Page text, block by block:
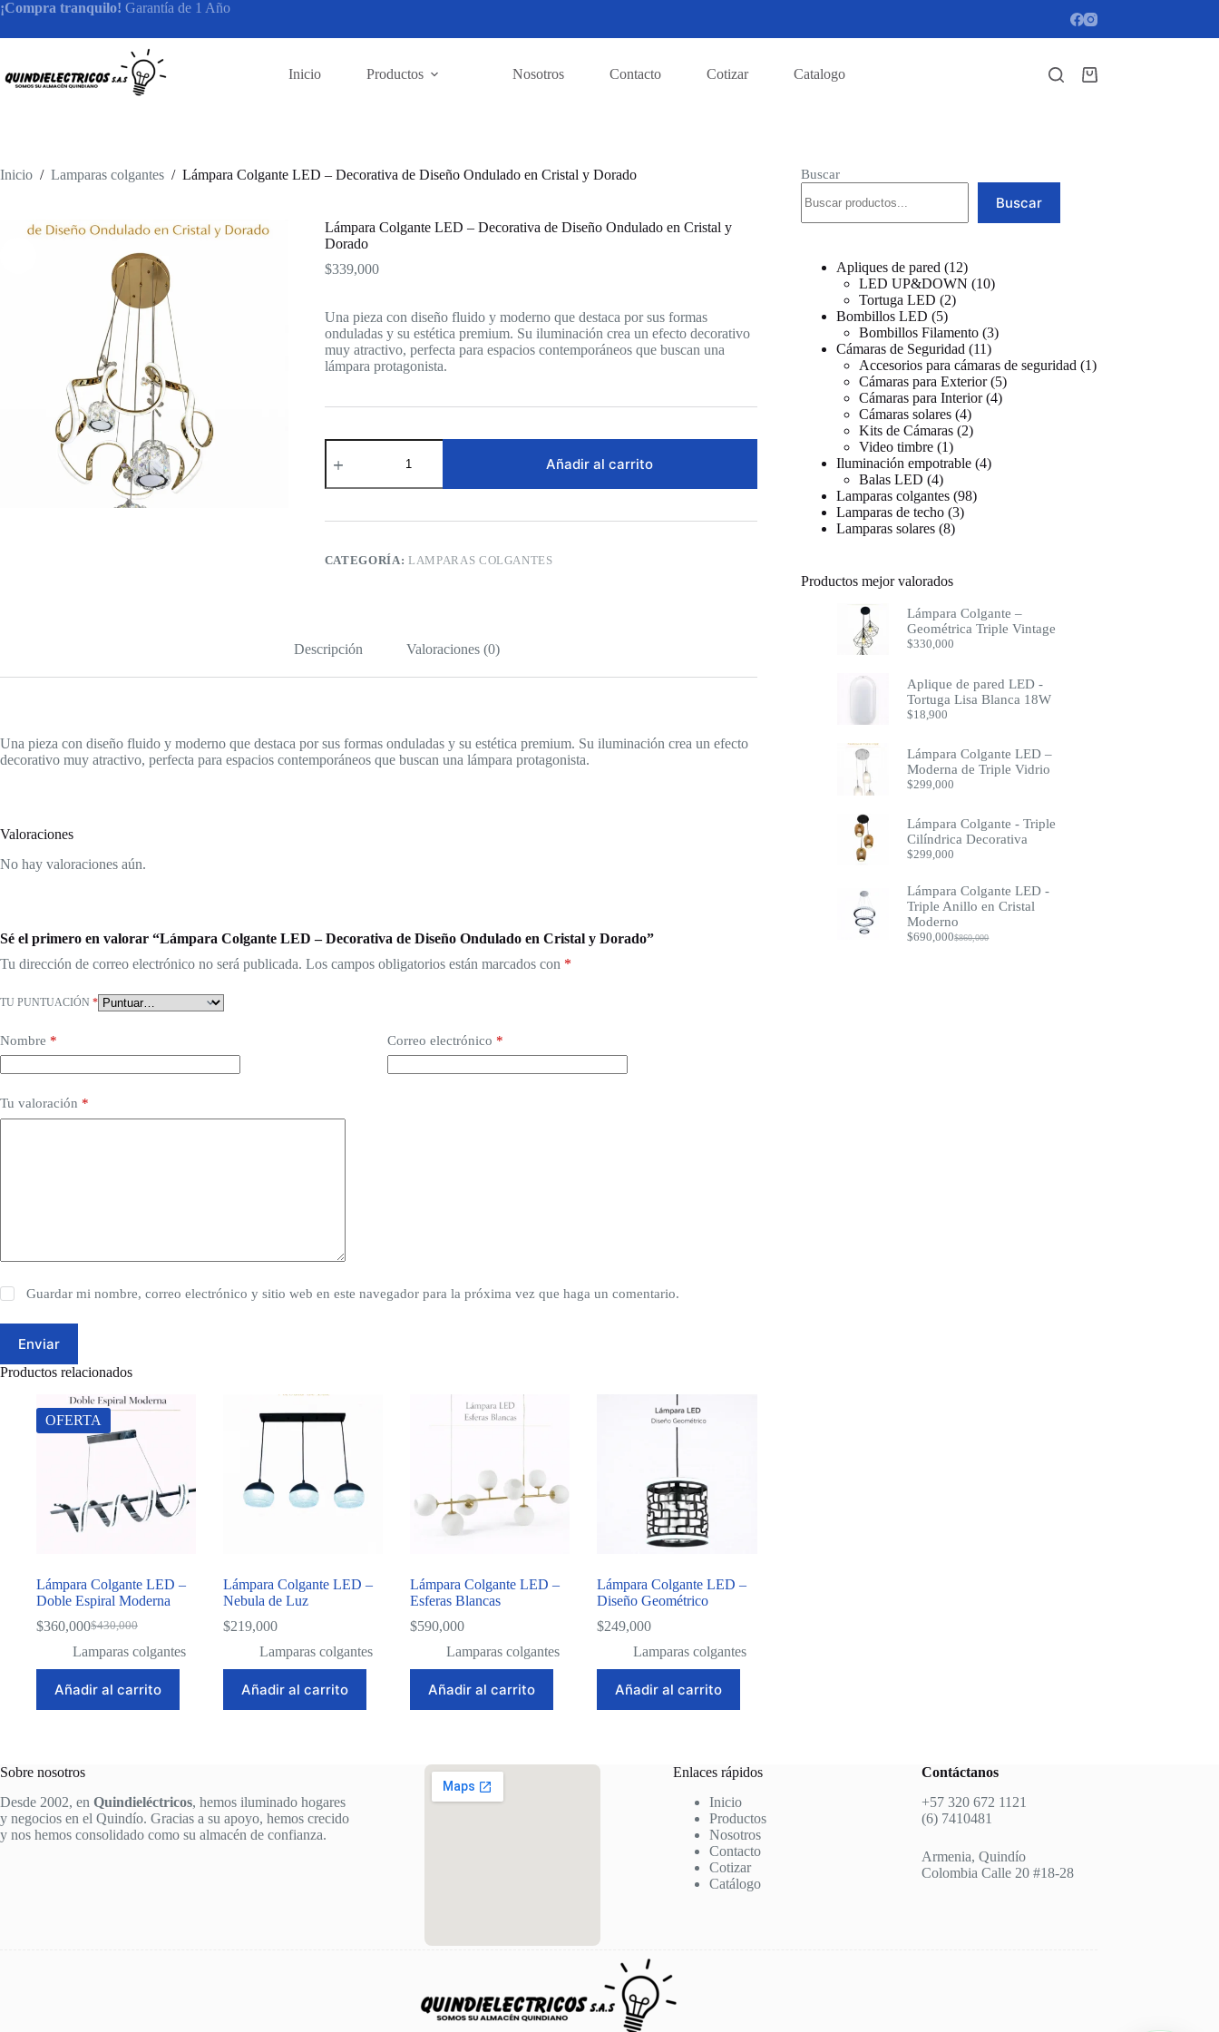
Saltar
contenido
¡Compra tranquilo! Garantía de 1 Año
Inicio Productos Nosotros Contacto Cotizar Catalogo
Carro
Inicio / Lamparas colgantes / Lámpara Colgante LED – Decorativa de Diseño Ondulado en Cristal y Dorado
Lámpara Colgante LED – Decorativa de Diseño Ondulado en Cristal y
Dorado
$339,000
Una pieza con diseño fluido y moderno que destaca por sus formas
onduladas y su estética premium. Su iluminación crea un efecto decorativo
muy atractivo, perfecta para espacios contemporáneos que buscan una
lámpara protagonista.
Lámpara
Colgante
–
de
Ondulado
en
Añadir al carrito
CATEGORÍA: LAMPARAS COLGANTES
Descripción Valoraciones (0)
Una pieza con diseño fluido y moderno que destaca por sus formas onduladas y su estética premium. Su iluminación crea un efecto
decorativo muy atractivo, perfecta para espacios contemporáneos que buscan una lámpara protagonista.
Valoraciones
No hay valoraciones aún.
Sé el primero en valorar “Lámpara Colgante LED – Decorativa de Diseño Ondulado en Cristal y Dorado”
Tu dirección de correo electrónico no será publicada. Los campos obligatorios están marcados con *
TU PUNTUACIÓN *
Nombre * Correo electrónico *
Tu valoración *
Guardar mi nombre, correo electrónico y sitio web en este navegador para la próxima vez que haga un comentario.
Enviar
Productos relacionados
OFERTA
Lámpara Colgante LED –
Doble Espiral Moderna
$430,000
Original
price
$430,000.
$360,000Current
price
$360,000.
Lamparas colgantes
Añadir al carrito
Lámpara Colgante LED –
Nebula de Luz
$219,000
Lamparas colgantes
Añadir al carrito
Lámpara Colgante LED –
Esferas Blancas
$590,000
Lamparas colgantes
Añadir al carrito
Lámpara Colgante LED –
Diseño Geométrico
$249,000
Lamparas colgantes
Añadir al carrito
Buscar
Buscar
Apliques de pared 1212
productos
LED UP&DOWN 1010
Tortuga LED 22
Bombillos LED 55
productos
Bombillos Filamento 33
Cámaras de Seguridad 1111
productos
Accesorios para cámaras de seguridad 11
Cámaras para Exterior 55
productos
Cámaras para Interior 44
Cámaras solares 44
productos
Kits de Cámaras 22
Video timbre 11
producto
Iluminación empotrable 44
Balas LED 44
productos
Lamparas colgantes 9898
Lamparas de techo 33
Lamparas solares 88
Productos mejor valorados
Lámpara Colgante –
Geométrica Triple Vintage
$330,000
Aplique de pared LED -
Tortuga Lisa Blanca 18W
$18,900
Lámpara Colgante LED –
Moderna de Triple Vidrio
$299,000
Lámpara Colgante - Triple
Cilíndrica Decorativa
$299,000
Lámpara Colgante LED -
Triple Anillo en Cristal
Moderno
$860,000
Original
$690,000Current
Sobre nosotros
Desde 2002, en Quindieléctricos, hemos iluminado hogares
y negocios en el Quindío. Gracias a su apoyo, hemos crecido
y nos hemos consolidado como su almacén de confianza.
Enlaces rápidos
Inicio
Productos
Nosotros
Contacto
Cotizar
Catálogo
Contáctanos
+57 320 672 1121
(6) 7410481
Armenia, Quindío
Colombia Calle 20 #18-28